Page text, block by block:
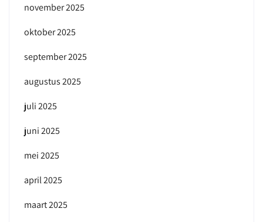
november 2025
oktober 2025
september 2025
augustus 2025
juli 2025
juni 2025
mei 2025
april 2025
maart 2025